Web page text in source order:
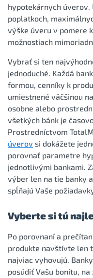
hypotekárnych úverov.
poplatkoch,
výške úveru v pomere
možnostiach
Vybrať si ten
jednoduché. Každá
formou, cenníky k
umiestnené väčšinou
osobne alebo
všetkých bánk je
Prostredníctvom
úverov si dokážete
porovnať parametre
jednotlivými bankami.
výber len na tie banky
spĺňajú Vaše
Vyberte si tú
Po porovnaní a
produkte navštívte len
najviac vyhovujú.
posúdiť Vašu bonitu,